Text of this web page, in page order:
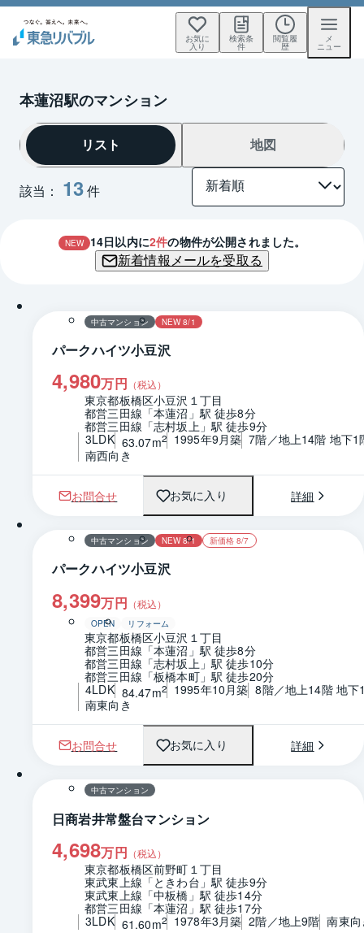
お気に
入り
検索条
件
閲覧履
歴
メ
ニュー
本蓮沼駅のマンション
該当： 13件
リスト 地図
NEW 14日以内に2件の物件が公開されました。
新着情報メールを受取る
中古マンション NEW 8/1
パークハイツ小豆沢
4,980万円 （税込）
東京都板橋区小豆沢１丁目
都営三田線「本蓮沼」駅 徒歩8分
都営三田線「志村坂上」駅 徒歩9分
3LDK 63.07m2 1995年9月築 7階／地上14階 地下1
南西向き
お問合せ お気に入り 詳細
1 / 0 間取り
中古マンション NEW 8/1 新価格 8/7
パークハイツ小豆沢
8,399万円 （税込）
OPEN リフォーム
東京都板橋区小豆沢１丁目
都営三田線「本蓮沼」駅 徒歩8分
都営三田線「志村坂上」駅 徒歩10分
都営三田線「板橋本町」駅 徒歩20分
4LDK 84.47m2 1995年10月築 8階／地上14階 地下
南東向き
お問合せ お気に入り 詳細
1 / 0 間取り
中古マンション
日商岩井常盤台マンション
4,698万円 （税込）
東京都板橋区前野町１丁目
東武東上線「ときわ台」駅 徒歩9分
東武東上線「中板橋」駅 徒歩14分
都営三田線「本蓮沼」駅 徒歩17分
3LDK 61.60m2 1978年3月築 2階／地上9階 南東